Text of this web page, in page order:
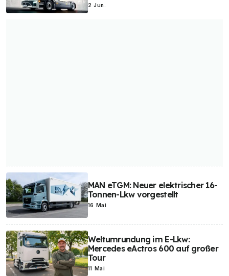
2 Jun.
MAN eTGM: Neuer elektrischer 16-
Tonnen-Lkw vorgestellt
16 Mai
Weltumrundung im E-Lkw:
Mercedes eActros 600 auf großer
Tour
11 Mai